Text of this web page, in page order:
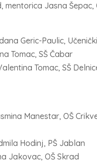
Jasna Šepac,
Geric-Paulic,
Tomac, SŠ Čabar
Tomac, SŠ
Manestar, OŠ
Hodinj, PŠ Jablan
Jakovac, OŠ Skrad